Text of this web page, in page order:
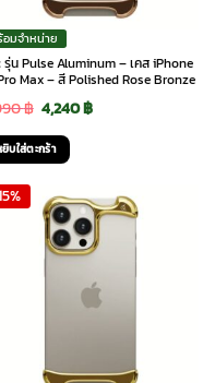
มจำหน่าย
รุ่น Pulse Aluminum – เคส iPhone
Max – สี Polished Rose Bronze
฿ Original
price
was:
4,990 ฿.
4,240฿Current
4,240 ฿.
บใส่ตะกร้า